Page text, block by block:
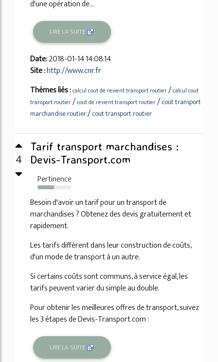
d'une opération de...
LIRE LA SUITE
Date:2018-01-14 14:08:14
Site :http://www.cnr.fr
Thèmes liés :calcul cout de revient transport routier/calcul cout
transport routier/cout de revient transport routier/cout transport
marchandise routier/cout transport routier
4
Tarif transport marchandises :
Devis-Transport.com
Pertinence
48%
Besoin d'avoir un tarif pour un transport de
marchandises ? Obtenez des devis gratuitement et
rapidement.
Les tarifs diffèrent dans leur construction de coûts,
d'un mode de transport à un autre.
Si certains coûts sont communs, à service égal, les
tarifs peuvent varier du simple au double.
Pour obtenir les meilleures offres de transport, suivez
les 3 étapes de Devis-Transport.com :
LIRE LA SUITE